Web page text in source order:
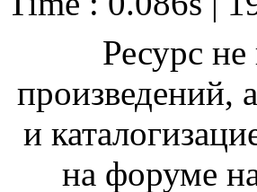
Ресурс
произведений,
и
на форуме